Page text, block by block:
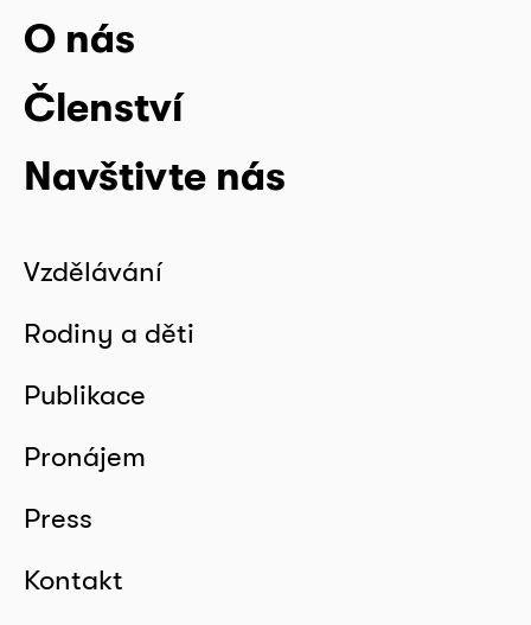
O nás
Členství
Navštivte nás
Vzdělávání
Rodiny a děti
Publikace
Pronájem
Press
Kontakt